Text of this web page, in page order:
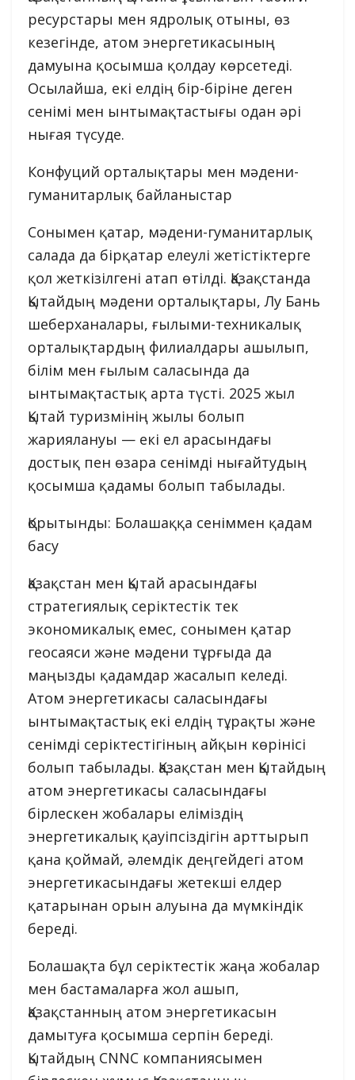
ресурстары мен ядролық отыны, өз
кезегінде, атом энергетикасының
дамуына қосымша қолдау көрсетеді.
Осылайша, екі елдің бір-біріне деген
сенімі мен ынтымақтастығы одан әрі
нығая түсуде.
Конфуций орталықтары мен мәдени-
гуманитарлық байланыстар
Сонымен қатар, мәдени-гуманитарлық
салада да бірқатар елеулі жетістіктерге
қол жеткізілгені атап өтілді. Қазақстанда
Қытайдың мәдени орталықтары, Лу Бань
шеберханалары, ғылыми-техникалық
орталықтардың филиалдары ашылып,
білім мен ғылым саласында да
ынтымақтастық арта түсті. 2025 жыл
Қытай туризмінің жылы болып
жариялануы — екі ел арасындағы
достық пен өзара сенімді нығайтудың
қосымша қадамы болып табылады.
Қорытынды: Болашаққа сеніммен қадам
басу
Қазақстан мен Қытай арасындағы
стратегиялық серіктестік тек
экономикалық емес, сонымен қатар
геосаяси және мәдени тұрғыда да
маңызды қадамдар жасалып келеді.
Атом энергетикасы саласындағы
ынтымақтастық екі елдің тұрақты және
сенімді серіктестігіның айқын көрінісі
болып табылады. Қазақстан мен Қытайдың
атом энергетикасы саласындағы
бірлескен жобалары еліміздің
энергетикалық қауіпсіздігін арттырып
қана қоймай, әлемдік деңгейдегі атом
энергетикасындағы жетекші елдер
қатарынан орын алуына да мүмкіндік
береді.
Болашақта бұл серіктестік жаңа жобалар
мен бастамаларға жол ашып,
Қазақстанның атом энергетикасын
дамытуға қосымша серпін береді.
Қытайдың CNNC компаниясымен